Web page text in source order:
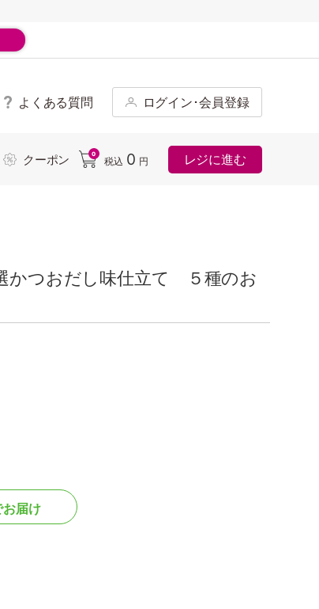
よくある質問 ログイン･会員登録
クーポン 0
税込 0 円 レジに進む
つおだし味仕立て ５種のお
届け